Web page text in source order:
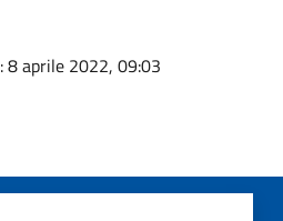
: 8 aprile 2022, 09:03